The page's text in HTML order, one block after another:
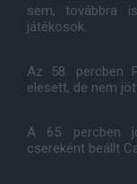
sem, továbbra
játékosok.
Az 58. percben
elesett, de nem
A 65. percben
csereként beállt